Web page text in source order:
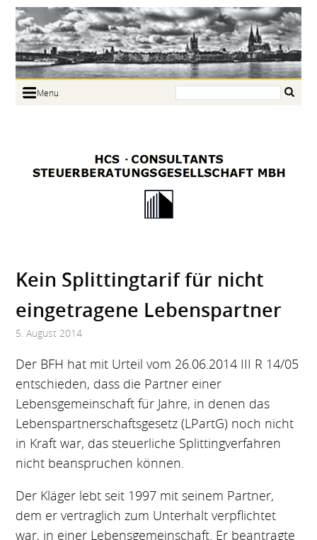
Menu
Links
Kein Splitting­tarif für nicht
einge­tragene Lebens­partner
5. August 2014
Der BFH hat mit Urteil vom 26.06.2014 III R 14/05
entschieden, dass die Partner einer
Lebensgemeinschaft für Jahre, in denen das
Lebenspartnerschaftsgesetz (LPartG) noch nicht
in Kraft war, das steuerliche Splittingverfahren
nicht beanspruchen können.
Der Kläger lebt seit 1997 mit seinem Partner,
dem er vertraglich zum Unterhalt verpflichtet
war, in einer Lebensgemeinschaft. Er beantragte